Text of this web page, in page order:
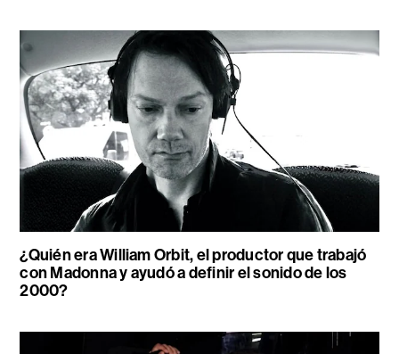
¿Quién era William Orbit, el productor que trabajó
con Madonna y ayudó a definir el sonido de los
2000?